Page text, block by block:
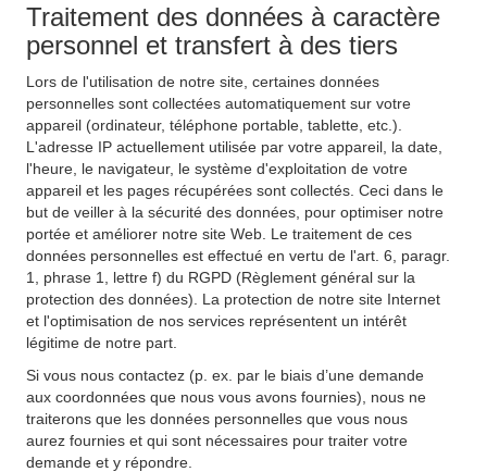
Traitement des données à caractère
personnel et transfert à des tiers
Lors de l'utilisation de notre site, certaines données
personnelles sont collectées automatiquement sur votre
appareil (ordinateur, téléphone portable, tablette, etc.).
L'adresse IP actuellement utilisée par votre appareil, la date,
l'heure, le navigateur, le système d'exploitation de votre
appareil et les pages récupérées sont collectés. Ceci dans le
but de veiller à la sécurité des données, pour optimiser notre
portée et améliorer notre site Web. Le traitement de ces
données personnelles est effectué en vertu de l'art. 6, paragr.
1, phrase 1, lettre f) du RGPD (Règlement général sur la
protection des données). La protection de notre site Internet
et l'optimisation de nos services représentent un intérêt
légitime de notre part.
Si vous nous contactez (p. ex. par le biais d’une demande
aux coordonnées que nous vous avons fournies), nous ne
traiterons que les données personnelles que vous nous
aurez fournies et qui sont nécessaires pour traiter votre
demande et y répondre.